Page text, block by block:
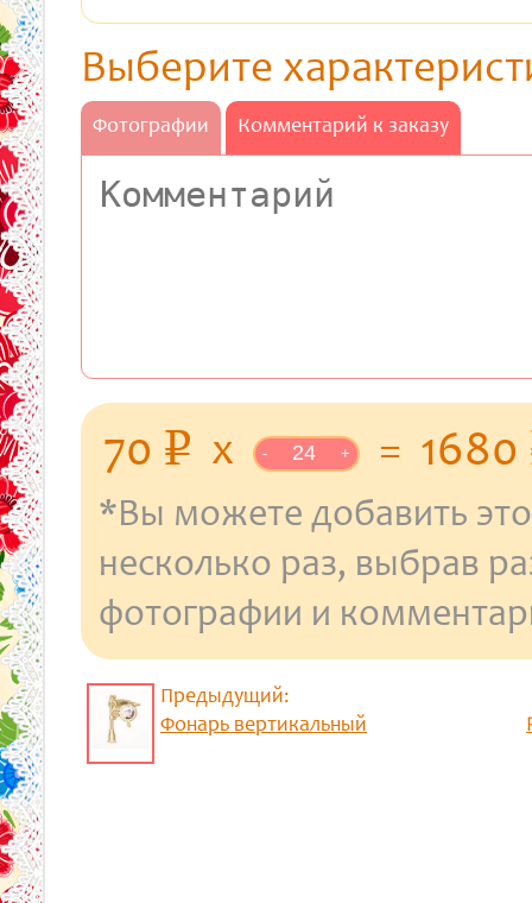
Выберите
Фотографии Комментарий к заказу
70 p уб.
x - + = 1680
*Вы можете добавить
несколько раз, выбрав
фотографии и
Предыдущий:
Фонарь вертикальный